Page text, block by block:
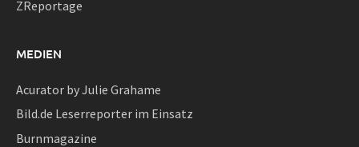
ZReportage
MEDIEN
Acurator by Julie Grahame
Bild.de Leserreporter im Einsatz
Burnmagazine